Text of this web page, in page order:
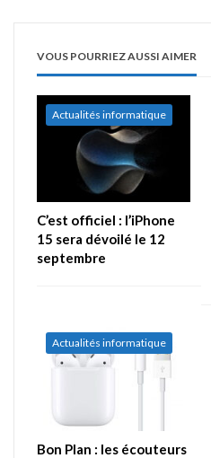
VOUS POURRIEZ AUSSI AIMER
Actualités informatique
C’est officiel : l’iPhone
15 sera dévoilé le 12
septembre
Actualités informatique
Bon Plan : les écouteurs